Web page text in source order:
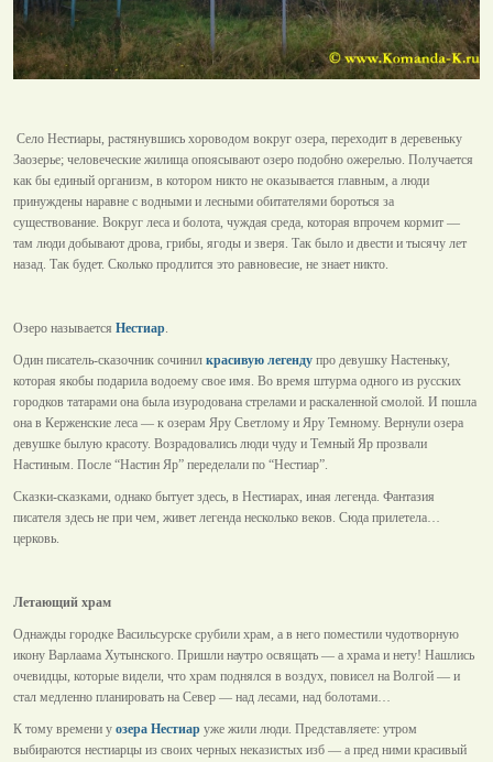
Село Нестиары, растянувшись хороводом вокруг озера, переходит в деревеньку
Заозерье; человеческие жилища опоясывают озеро подобно ожерелью. Получается
как бы единый организм, в котором никто не оказывается главным, а люди
принуждены наравне с водными и лесными обитателями бороться за
существование. Вокруг леса и болота, чуждая среда, которая впрочем кормит —
там люди добывают дрова, грибы, ягоды и зверя. Так было и двести и тысячу лет
назад. Так будет. Сколько продлится это равновесие, не знает никто.
Озеро называется Нестиар.
Один писатель-сказочник сочинил красивую легенду про девушку Настеньку,
которая якобы подарила водоему свое имя. Во время штурма одного из русских
городков татарами она была изуродована стрелами и раскаленной смолой. И пошла
она в Керженские леса — к озерам Яру Светлому и Яру Темному. Вернули озера
девушке былую красоту. Возрадовались люди чуду и Темный Яр прозвали
Настиным. После “Настин Яр” переделали по “Нестиар”.
Сказки-сказками, однако бытует здесь, в Нестиарах, иная легенда. Фантазия
писателя здесь не при чем, живет легенда несколько веков. Сюда прилетела…
церковь.
Летающий храм
Однажды городке Васильсурске срубили храм, а в него поместили чудотворную
икону Варлаама Хутынского. Пришли наутро освящать — а храма и нету! Нашлись
очевидцы, которые видели, что храм поднялся в воздух, повисел на Волгой — и
стал медленно планировать на Север — над лесами, над болотами…
К тому времени у озера Нестиар уже жили люди. Представляете: утром
выбираются нестиарцы из своих черных неказистых изб — а пред ними красивый